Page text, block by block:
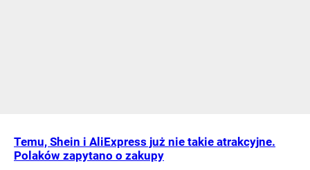
Temu, Shein i AliExpress już nie takie atrakcyjne.
Polaków zapytano o zakupy